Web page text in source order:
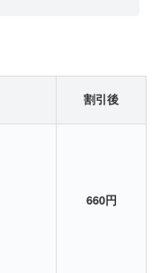
割引後
660円